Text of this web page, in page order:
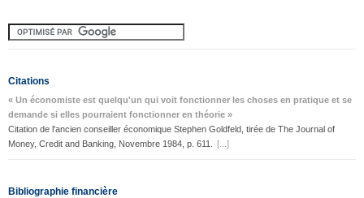
Citations
« Un économiste est quelqu'un qui voit fonctionner les choses en pratique et se
demande si elles pourraient fonctionner en théorie »
Citation de l'ancien conseiller économique Stephen Goldfeld, tirée de The Journal of
Money, Credit and Banking, Novembre 1984, p. 611.
[...]
Bibliographie financière